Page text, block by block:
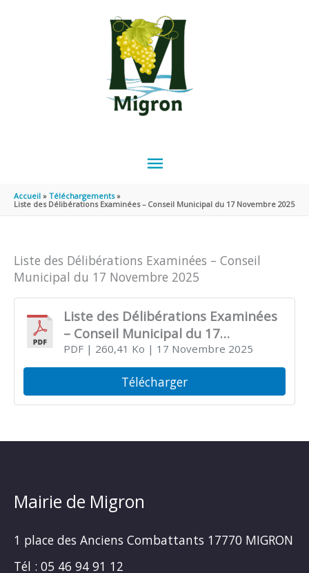
MENU
PRINCIPAL
Accueil
Téléchargements
Liste des Délibérations Examinées – Conseil Municipal du 17 Novembre 2025
Liste des Délibérations Examinées – Conseil
Municipal du 17 Novembre 2025
Liste des Délibérations Examinées
– Conseil Municipal du 17
Novembre 2025
PDF| 260,41 Ko | 17 Novembre 2025
Télécharger
Mairie de Migron
1 place des Anciens Combattants 17770 MIGRON
Tél : 05 46 94 91 12